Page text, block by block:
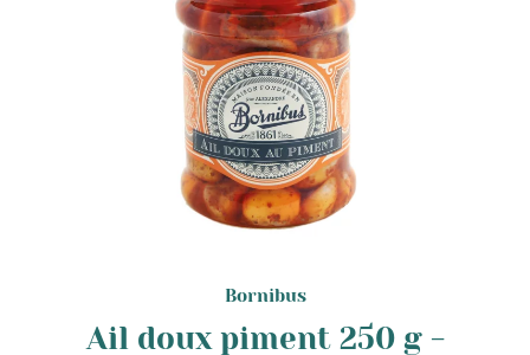
Bornibus
Ail doux piment 250 g -